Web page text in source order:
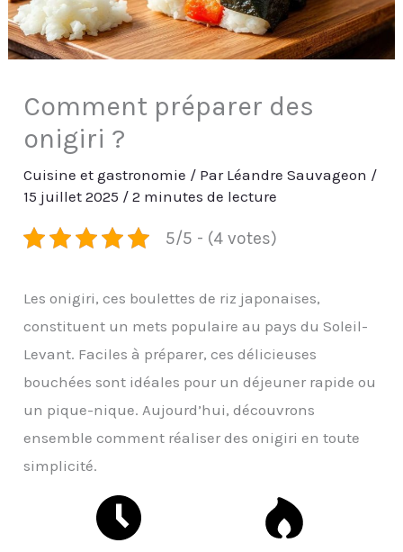
Comment préparer des
onigiri ?
Cuisine et gastronomie / Par Léandre Sauvageon /
15 juillet 2025 /2 minutes de lecture
5/5 - (4 votes)
Les onigiri, ces boulettes de riz japonaises,
constituent un mets populaire au pays du Soleil-
Levant. Faciles à préparer, ces délicieuses
bouchées sont idéales pour un déjeuner rapide ou
un pique-nique. Aujourd’hui, découvrons
ensemble comment réaliser des onigiri en toute
simplicité.